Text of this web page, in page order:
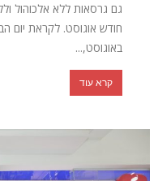
גם גרסאות ללא אלכוהול
באוגוסט,...
קרא עוד